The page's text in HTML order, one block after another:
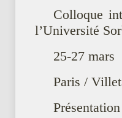
Colloque
l’Université
25-27 mars
Paris /